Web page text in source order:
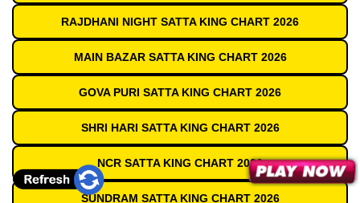
RAJDHANI NIGHT SATTA KING CHART 2026
MAIN BAZAR SATTA KING CHART 2026
GOVA PURI SATTA KING CHART 2026
SHRI HARI SATTA KING CHART 2026
NCR SATTA KING CHART 2026
SUNDRAM SATTA KING CHART 2026